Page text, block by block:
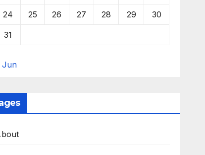
24 25 26 27 28 29 30
31
Jun